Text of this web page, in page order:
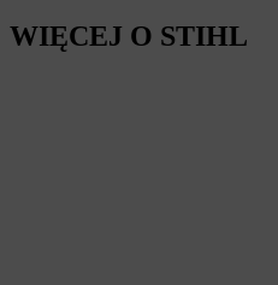
WIĘCEJ O STIHL